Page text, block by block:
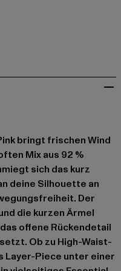
bringt frischen Wind
Mix aus 92 %
sich das kurz
deine Silhouette an
Der
die kurzen Ärmel
offene Rückendetail
Ob zu High-Waist-
Layer-Piece unter einer